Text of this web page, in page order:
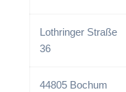
Lothringer Straße
36
44805 Bochum